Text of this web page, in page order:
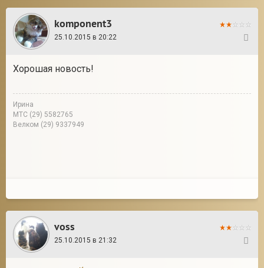
komponent3
25.10.2015 в 20:22
Хорошая новость!
Ирина
МТС (29) 5582765
Велком (29) 9337949
voss
25.10.2015 в 21:32